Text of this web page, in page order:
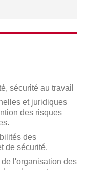
sécurité au travail
et juridiques
des risques
des
de sécurité.
l'organisation des